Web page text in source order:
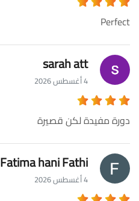
Perfect
sarah att
4 أغسطس 2026
دورة مفيدة لكن قصيرة
Fatima hani Fathi
4 أغسطس 2026